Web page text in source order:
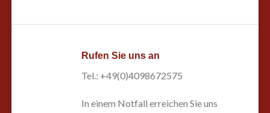
Rufen Sie uns an
Tel.: +49(0)4098672575
In einem Notfall erreichen Sie uns